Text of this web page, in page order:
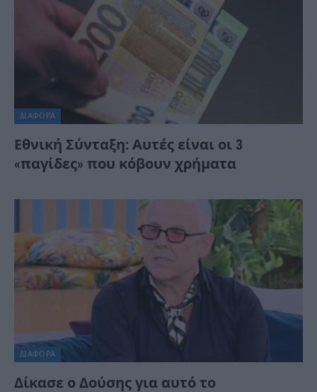
ΔΙΆΦΟΡΑ
Εθνική Σύνταξη: Αυτές είναι οι 3
«παγίδες» που κόβουν χρήματα
ΔΙΆΦΟΡΑ
Δίκασε ο Δούσης για αυτό το